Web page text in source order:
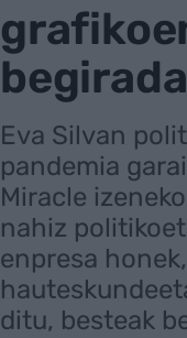
Eva Silvan
pandemia
Miracle
nahiz
enpresa
ditu, besteak